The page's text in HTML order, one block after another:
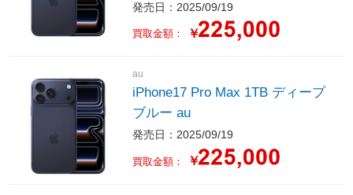
発売日：2025/09/19
買取金額： ￥
au
iPhone17 Pro Max 1TB ディープ
ブルー au
発売日：2025/09/19
買取金額： ￥